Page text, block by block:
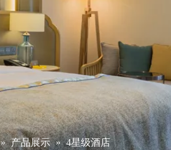
» 产品展示 » 4星级酒店